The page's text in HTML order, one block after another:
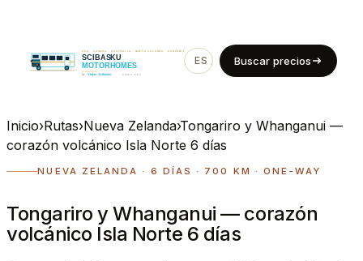
ES EN
Buscar precios
Inicio›Rutas›Nueva Zelanda›Tongariro y Whanganui —
corazón volcánico Isla Norte 6 días
NUEVA ZELANDA · 6 DÍAS · 700 KM · ONE-WAY
Tongariro y Whanganui — corazón
volcánico Isla Norte 6 días